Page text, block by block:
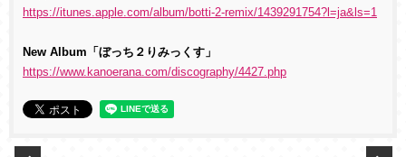
https://itunes.apple.com/album/botti-2-remix/1439291754?l=ja&ls=1
New Album「ぼっち２りみっくす」
https://www.kanoerana.com/discography/4427.php